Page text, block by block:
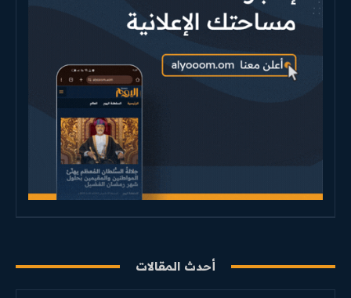
أحدث المقالات